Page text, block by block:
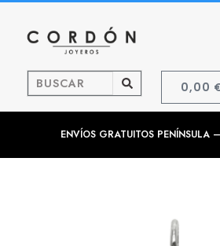
0,00
ENVÍOS GRATUITOS PENÍNSULA